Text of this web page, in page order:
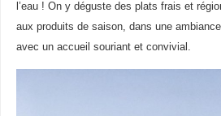
l’eau ! On y déguste des plats frais et
aux produits de saison, dans une
avec un accueil souriant et convivial.